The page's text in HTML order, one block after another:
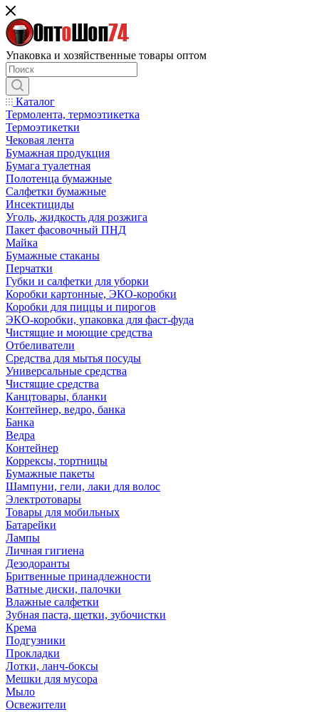
Упаковка и хозяйственные товары оптом
Каталог
Термолента, термоэтикетка
Термоэтикетки
Чековая лента
Бумажная продукция
Бумага туалетная
Полотенца бумажные
Салфетки бумажные
Инсектициды
Уголь, жидкость для розжига
Пакет фасовочный ПНД
Майка
Бумажные стаканы
Перчатки
Губки и салфетки для уборки
Коробки картонные, ЭКО-коробки
Коробки для пиццы и пирогов
ЭКО-коробки, упаковка для фаст-фуда
Чистящие и моющие средства
Отбеливатели
Средства для мытья посуды
Универсальные средства
Чистящие средства
Канцтовары, бланки
Контейнер, ведро, банка
Банка
Ведра
Контейнер
Коррексы, тортницы
Бумажные пакеты
Шампуни, гели, лаки для волос
Электротовары
Товары для мобильных
Батарейки
Лампы
Личная гигиена
Дезодоранты
Бритвенные принадлежности
Ватные диски, палочки
Влажные салфетки
Зубная паста, щетки, зубочистки
Крема
Подгузники
Прокладки
Лотки, ланч-боксы
Мешки для мусора
Мыло
Освежители